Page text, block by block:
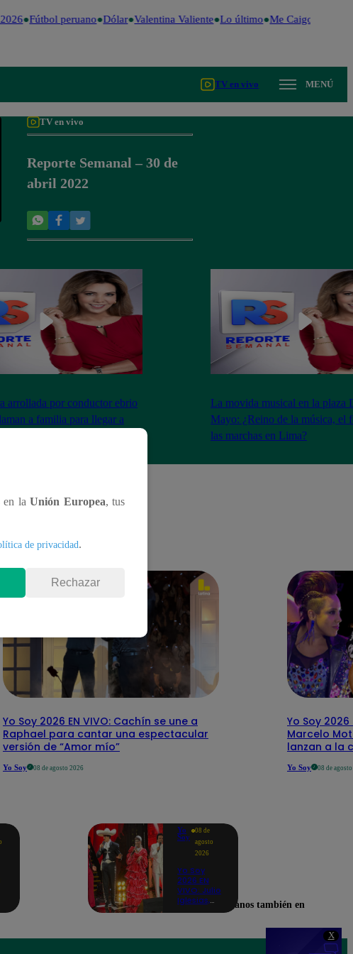
X
Fútbol peruano Dólar Valentina Valiente Lo último Me Caigo de Risa
TV en vivo MENÚ
TV en vivo
Reporte Semanal – 30 de
abril 2022
arrollada por conductor ebrio
a familia para llegar a
La movida musical en la plaza
Mayo: ¿Reino de la música, el
las marchas en Lima?
Yo Soy 2026 EN VIVO: Cachín se une a
Raphael para cantar una espectacular
versión de “Amor mío”
Yo Soy 08 de agosto 2026
Yo Soy 2026
Marcelo
lanzan a la
Yo Soy 08 de
Yo
Soy
08 de
agosto
2026
Yo Soy
2026 EN
VIVO: Julio
Iglesias,
artistas se
en laUnión Europea, tus
de privacidad.
Rechazar
Encuéntranos también en